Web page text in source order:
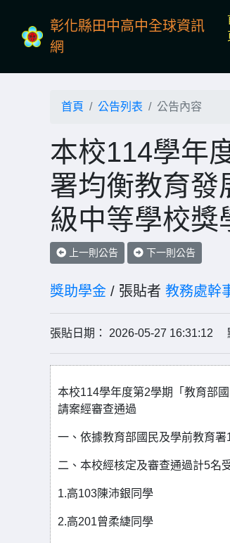
彰化縣田中高中全球資訊
網
首頁 公告列表 公告內容
本校114學年
署均衡教育發
級中等學校獎
上一則公告 下一則公告
獎助學金 / 張貼者 教務處幹
張貼日期： 2026-05-27 16:31:12
本校114學年度第2學期「教育部
請案經審查通過
一、依據教育部國民及學前教育
二、本校經核定及審查通過計5名
1.高103陳沛銀同學
2.高201曾柔緁同學